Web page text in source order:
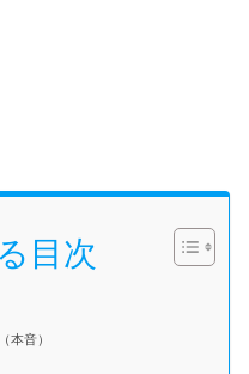
目次
本音）